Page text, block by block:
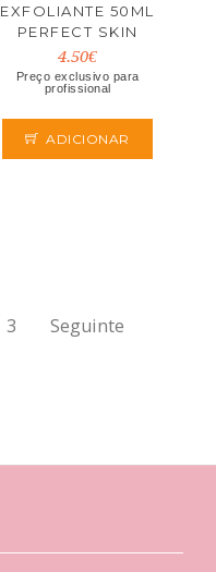
EXFOLIANTE 50ML
PERFECT SKIN
4.50€
Preço exclusivo para
profissional
ADICIONAR
3 Seguinte